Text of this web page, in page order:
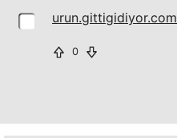
urun.gittigidiyor.com
0